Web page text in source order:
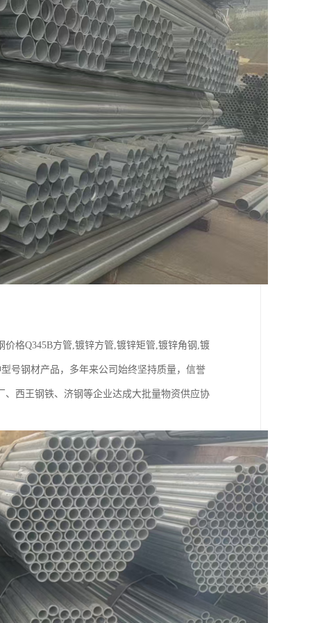
格Q345B方管,镀锌方管,镀锌矩管,镀锌角钢,镀
号钢材产品，多年来公司始终坚持质量，信誉
西王钢铁、济钢等企业达成大批量物资供应协